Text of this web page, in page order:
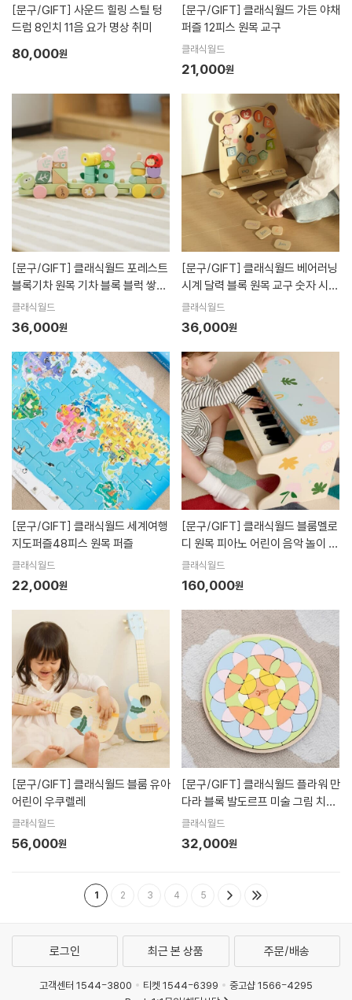
[문구/GIFT]
드럼 8인치 11음 요가 명상 취미
80,000원
[문구/GIFT]
퍼즐 12피스 원목 교구
클래식월드
21,000원
[문구/GIFT]
블록기차 원목 기차 블록 블럭 쌓기
놀이
클래식월드
36,000원
[문구/GIFT]
시계 달력 블록 원목 교구 숫자 시간
개념 교구
클래식월드
36,000원
[문구/GIFT]
지도퍼즐48피스 원목 퍼즐
클래식월드
22,000원
[문구/GIFT]
디 원목 피아노 어린이 음악 놀이 악
기
클래식월드
160,000원
[문구/GIFT]
어린이 우쿠렐레
클래식월드
56,000원
[문구/GIFT]
다라 블록 발도르프 미술 그림 치료
놀이 원목 교구
클래식월드
32,000원
1 2 3 4 5
로그인 최근 본 상품 주문/배송
고객센터 1544-3800 티켓 1544-6399
중고샵 1566-4295